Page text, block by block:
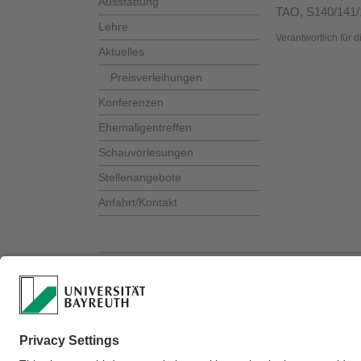
Lehre
Aktuelles
Preisverleihungen
Konferenzen
Ehemaligentreffen
Schauvorlesungen
Stellenangebote
Anfahrt/Kontakt
TAO, S140/
Verantwortlich für